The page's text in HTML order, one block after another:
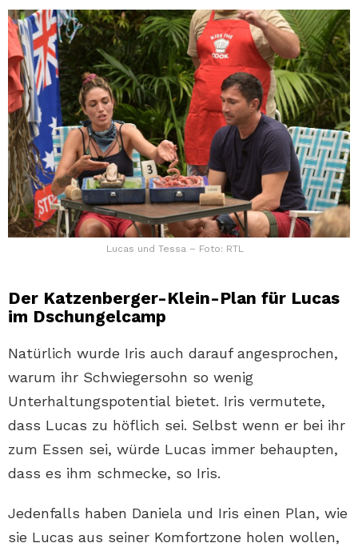
Lucas und Tessa – Foto: RTL
Der Katzenberger-Klein-Plan für Lucas
im Dschungelcamp
Natürlich wurde Iris auch darauf angesprochen,
warum ihr Schwiegersohn so wenig
Unterhaltungspotential bietet. Iris vermutete,
dass Lucas zu höflich sei. Selbst wenn er bei ihr
zum Essen sei, würde Lucas immer behaupten,
dass es ihm schmecke, so Iris.
Jedenfalls haben Daniela und Iris einen Plan, wie
sie Lucas aus seiner Komfortzone holen wollen,